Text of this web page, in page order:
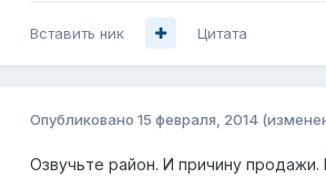
Вставить ник Цитата
Опубликовано 15 февраля, 2014
Озвучьте район. И причину